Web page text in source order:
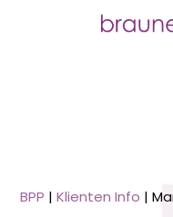
BPP |Klienten Info |